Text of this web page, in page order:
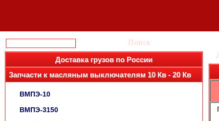
Поиск
Доставка грузов по России
Запчасти к масляным выключателям 10 Кв - 20 Кв
ВМПЭ-10
ВМПЭ-3150